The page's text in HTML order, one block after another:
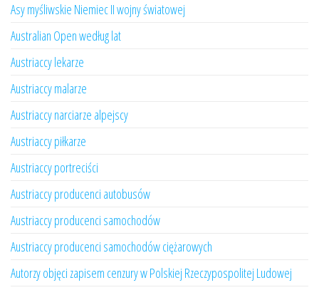
Asy myśliwskie Niemiec II wojny światowej
Australian Open według lat
Austriaccy lekarze
Austriaccy malarze
Austriaccy narciarze alpejscy
Austriaccy piłkarze
Austriaccy portreciści
Austriaccy producenci autobusów
Austriaccy producenci samochodów
Austriaccy producenci samochodów ciężarowych
Autorzy objęci zapisem cenzury w Polskiej Rzeczypospolitej Ludowej